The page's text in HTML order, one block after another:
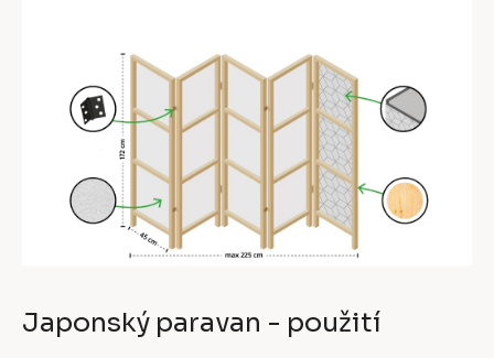
Japonský paravan - použití